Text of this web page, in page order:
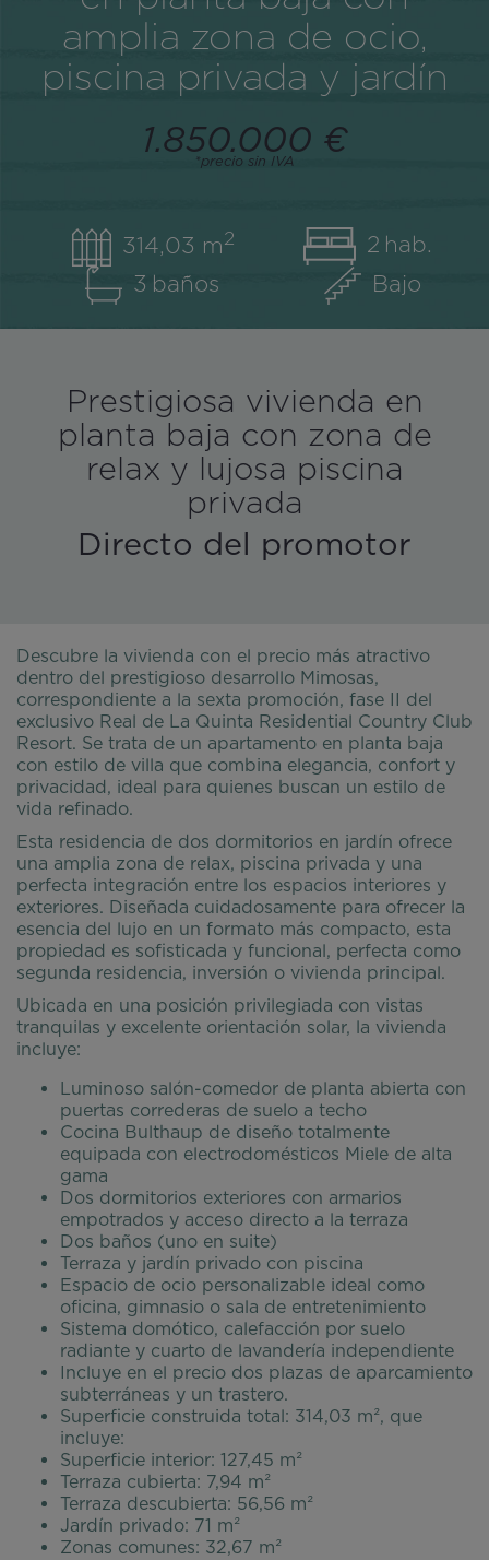
amplia zona de ocio,
piscina privada y jardín
1.850.000 €
*precio sin IVA
314,03 m2
2
3
Bajo
Prestigiosa vivienda en
planta baja con zona de
relax y lujosa piscina
privada
Directo del promotor
Descubre la vivienda con el precio más atractivo
dentro del prestigioso desarrollo Mimosas,
correspondiente a la sexta promoción, fase II del
exclusivo Real de La Quinta Residential Country Club
Resort. Se trata de un apartamento en planta baja
con estilo de villa que combina elegancia, confort y
privacidad, ideal para quienes buscan un estilo de
vida refinado.
Esta residencia de dos dormitorios en jardín ofrece
una amplia zona de relax, piscina privada y una
perfecta integración entre los espacios interiores y
exteriores. Diseñada cuidadosamente para ofrecer la
esencia del lujo en un formato más compacto, esta
propiedad es sofisticada y funcional, perfecta como
segunda residencia, inversión o vivienda principal.
Ubicada en una posición privilegiada con vistas
tranquilas y excelente orientación solar, la vivienda
incluye:
Luminoso salón-comedor de planta abierta con
puertas correderas de suelo a techo
Cocina Bulthaup de diseño totalmente
equipada con electrodomésticos Miele de alta
gama
Dos dormitorios exteriores con armarios
empotrados y acceso directo a la terraza
Dos baños (uno en suite)
Terraza y jardín privado con piscina
Espacio de ocio personalizable ideal como
oficina, gimnasio o sala de entretenimiento
Sistema domótico, calefacción por suelo
radiante y cuarto de lavandería independiente
Incluye en el precio dos plazas de aparcamiento
subterráneas y un trastero.
Superficie construida total: 314,03 m², que
incluye:
Superficie interior: 127,45 m²
Terraza cubierta: 7,94 m²
Terraza descubierta: 56,56 m²
Jardín privado: 71 m²
Zonas comunes: 32,67 m²